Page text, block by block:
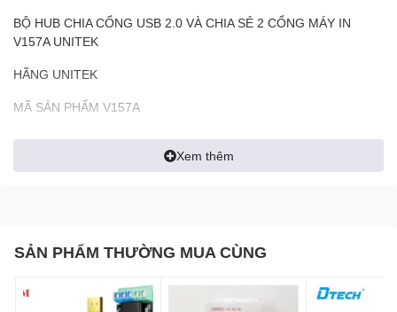
BỘ HUB CHIA CỔNG USB 2.0 VÀ CHIA SẺ 2 CỔNG MÁY IN
V157A UNITEK
HÃNG UNITEK
MÃ SẢN PHẨM V157A
USB 2.0
TỐC ĐỘ TRUYỀN TỐI ĐA CỦA GIAO DIỆN USB 480mbps
Xem thêm
SẢN PHẨM THƯỜNG MUA CÙNG